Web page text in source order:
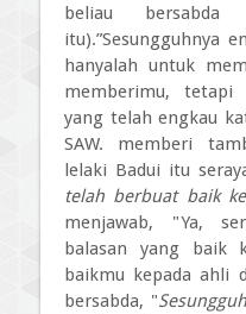
beliau
itu).”Sesungguhnya
hanyalah untuk
memberimu, tetapi
yang telah engkau
SAW. memberi
lelaki Badui itu
telah berbuat baik
menjawab, "Ya,
balasan yang baik
baikmu kepada ahli
bersabda, "